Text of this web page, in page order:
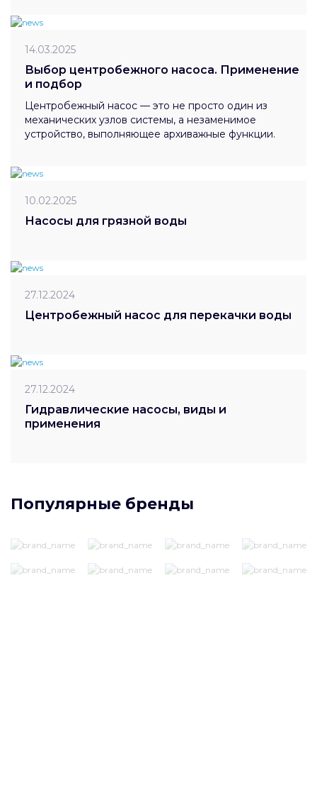
14.03.2025
Выбор центробежного насоса. Применение
и подбор
Центробежный насос — это не просто один из
механических узлов системы, а незаменимое
устройство, выполняющее архиважные функции.
10.02.2025
Насосы для грязной воды
27.12.2024
Центробежный насос для перекачки воды
27.12.2024
Гидравлические насосы, виды и
применения
Популярные бренды